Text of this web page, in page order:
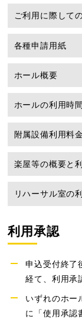
ご利用に際して
各種申請用紙
ホール概要
ホールの利用時
附属設備利用料金
楽屋等の概要と
リハーサル室の
利用承認
申込受付終了
経て、利用承
いずれのホー
に「使用承認